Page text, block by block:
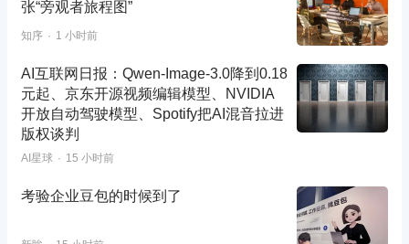
张“旁观者旅程图”
知序 1 小时前
AI互联网日报：Qwen-Image-3.0降到0.18
元起、京东开源视频编辑模型、NVIDIA
开放自动驾驶模型、Spotify把AI混音拉进
版权谈判
AI星球 15 小时前
考验企业豆包的时候到了